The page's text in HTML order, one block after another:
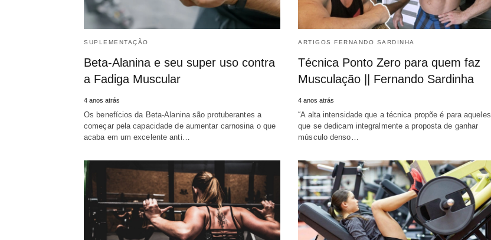
SUPLEMENTAÇÃO
Beta-Alanina e seu super uso contra
a Fadiga Muscular
4 anos atrás
Os benefícios da Beta-Alanina são protuberantes a
começar pela capacidade de aumentar carnosina o que
acaba em um excelente anti…
ARTIGOS FERNANDO SARDINHA
Técnica Ponto Zero para quem faz
Musculação || Fernando Sardinha
4 anos atrás
“A alta intensidade que a técnica propõe é para aqueles
que se dedicam integralmente a proposta de ganhar
músculo denso…